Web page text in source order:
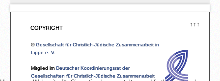
↑↑↑
COPYRIGHT
©Gesellschaft für Christlich-Jüdische Zusammenarbeit in
Lippe e. V.
Mitglied imDeutscher Koordinierungsrat der
Gesellschaften für Christlich-Jüdische Zusammenarbeit